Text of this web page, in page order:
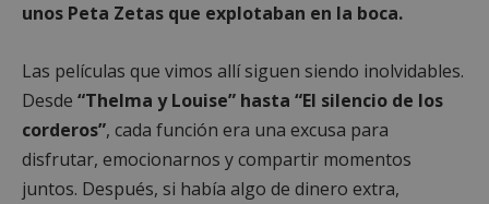
unos Peta Zetas que explotaban en la boca.
Las películas que vimos allí siguen siendo inolvidables.
Desde “Thelma y Louise” hasta “El silencio de los
corderos”, cada función era una excusa para
disfrutar, emocionarnos y compartir momentos
juntos. Después, si había algo de dinero extra,